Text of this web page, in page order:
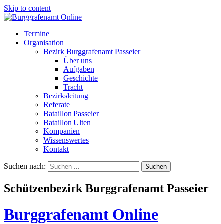
Skip to content
Termine
Organisation
Bezirk Burggrafenamt Passeier
Über uns
Aufgaben
Geschichte
Tracht
Bezirksleitung
Referate
Bataillon Passeier
Bataillon Ulten
Kompanien
Wissenswertes
Kontakt
Suchen nach:
Schützenbezirk Burggrafenamt Passeier
Burggrafenamt Online